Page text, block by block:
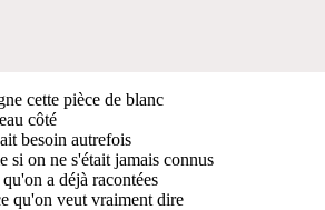
cette pièce de blanc
côté
besoin autrefois
si on ne s'était jamais connus
a déjà racontées
qu'on veut vraiment dire